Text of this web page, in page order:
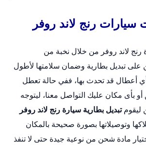
سيارات رنج لاند روفر
رنج لاند روفر من خلال نخبة من
على تبديل بطارية وضمان سلامتها لأطول
أعطال قد تحدث بها، ففي حالة تعطل
بأى مكان عليك التواصل معنا، ليتوجه
ليقومتبديل بطارية سيارة رنج لاند روفر
وتوصيلاتها بصورة صحيحة بالمكان
مادة شحن من نوعية جيدة حتى لا تنفذ